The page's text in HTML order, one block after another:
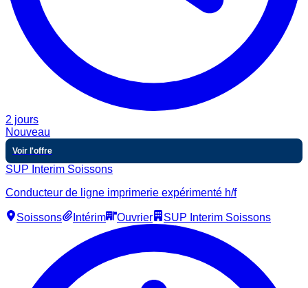
2 jours
Nouveau
Voir l'offre
SUP Interim Soissons
Conducteur de ligne imprimerie expérimenté h/f
Soissons Intérim Ouvrier SUP Interim Soissons